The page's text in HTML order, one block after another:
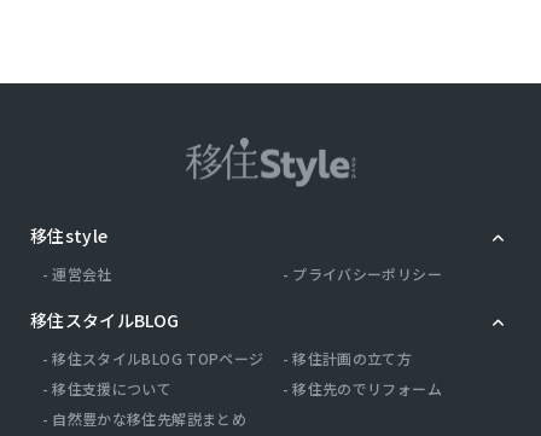
第２条（プライバシー情報の収集方法）
番号，メールアドレス，銀行口座番号，クレジットカード番号，運転
免許証番号などの個人情報をお尋ねすることがあります。また，ユー
ザーと提携先などとの間でなされたユーザーの個人情報を含む取引記
配信先などを含みます。以下，｢提携先｣といいます。）などから収集
することがあります。 当社は，ユーザーについて，利用したサービス
やソフトウエア，購入した商品，閲覧したページや広告の履歴，検索
じてご利用の場合の当該端末の通信状態，利用に際しての各種設定情
報なども含みます），IPアドレス，クッキー情報，位置情報，端末の
個体識別情報などの履歴情報および特性情報を，ユーザーが当社や提
携先のサービスを利用しまたはページを閲覧する際に収集します。
第３条（個人情報を収集・利用する目的）
移住style
運営会社 プライバシーポリシー
移住スタイルBLOG
移住スタイルBLOG TOPページ
移住計画の立て方
移住支援について
移住先のでリフォーム
自然豊かな移住先解説まとめ